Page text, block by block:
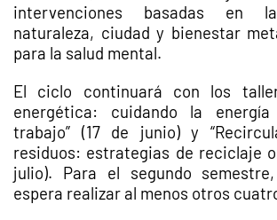
intervenciones basadas en
naturaleza, ciudad y bienestar
para la salud mental.
El ciclo continuará con los
energética: cuidando la
trabajo” (17 de junio) y
residuos: estrategias de reciclaje
julio). Para el segundo
espera realizar al menos otros